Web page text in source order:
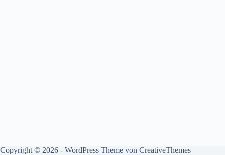
Copyright © 2026 - WordPress Theme von CreativeThemes